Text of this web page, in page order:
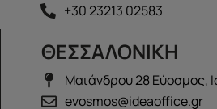
+30 23213 02583
ΘΕΣΣΑΛΟΝΙΚΗ
Μαιάνδρου 28 Εύοσμος,
evosmos@ideaoffice.gr